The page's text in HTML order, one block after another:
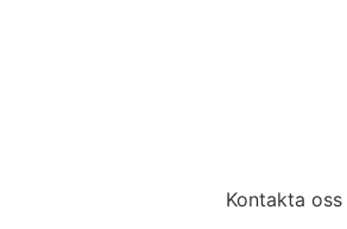
Kontakta oss